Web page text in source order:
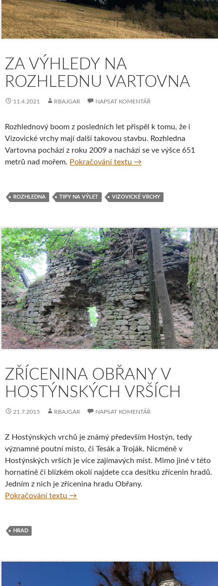
ZA VÝHLEDY NA
ROZHLEDNU VARTOVNA
11.4.2021 RBAJGAR NAPSAT KOMENTÁŘ
Rozhlednový boom z posledních let přispěl k tomu, že i
Vizovické vrchy mají další takovou stavbu. Rozhledna
Vartovna pochází z roku 2009 a nachází se ve výšce 651
metrů nad mořem. Pokračování textu Za výhledy na
→
ROZHLEDNA TIPY NA VÝLET VIZOVICKÉ VRCHY
ZŘÍCENINA OBŘANY V
HOSTÝNSKÝCH VRŠÍCH
21.7.2015 RBAJGAR NAPSAT KOMENTÁŘ
Z Hostýnských vrchů je známý především Hostýn, tedy
významné poutní místo, či Tesák a Troják. Nicméně v
Hostýnských vrších je více zajímavých míst. Mimo jiné v této
hornatině či blízkém okolí najdete cca desítku zřícenin hradů.
Jedním z nich je zřícenina hradu Obřany.
Pokračování textu Zřícenina Obřany v Hostýnských vrších
→
HRAD